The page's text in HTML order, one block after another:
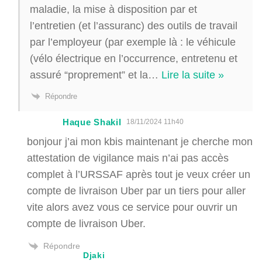
maladie, la mise à disposition par et
l’entretien (et l’assuranc) des outils de travail
par l’employeur (par exemple là : le véhicule
(vélo électrique en l’occurrence, entretenu et
assuré “proprement” et la… Lire la suite »
Répondre
Haque Shakil 18/11/2024 11h40
bonjour j’ai mon kbis maintenant je cherche mon
attestation de vigilance mais n’ai pas accès
complet à l’URSSAF après tout je veux créer un
compte de livraison Uber par un tiers pour aller
vite alors avez vous ce service pour ouvrir un
compte de livraison Uber.
Répondre
Djaki